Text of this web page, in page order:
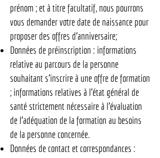
prénom ; et à titre facultatif, nous pourrons
vous demander votre date de naissance pour
proposer des offres d’anniversaire;
Données de préinscription : informations
relative au parcours de la personne
souhaitant s’inscrire à une offre de formation
; informations relatives à l’état général de
santé strictement nécessaire à l’évaluation
de l’adéquation de la formation au besoins
de la personne concernée.
Données de contact et correspondances :